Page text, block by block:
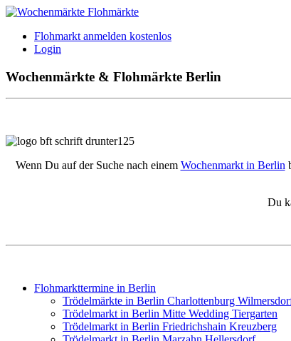
Flohmarkt anmelden kostenlos
Login
Wochenmärkte & Flohmärkte Berlin
Wenn Du auf der Suche nach einem Wochenmarkt in Berlin
Du
Flohmarkttermine in Berlin
Trödelmärkte in Berlin Charlottenburg
Trödelmarkt in Berlin Mitte Wedding Tiergarten
Trödelmarkt in Berlin Friedrichshain Kreuzberg